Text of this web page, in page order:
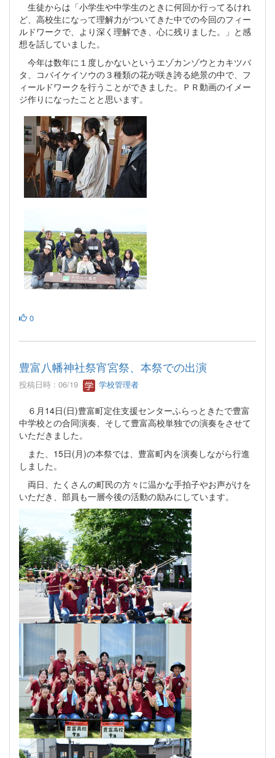
生徒からは「小学生や中学生のときに何回か行ってるけれ
ど、高校生になって理解力がついてきた中での今回のフィー
ルドワークで、より深く理解でき、心に残りました。」と感
想を話していました。
今年は数年に１度しかないというエゾカンゾウとカキツバ
タ、コバイケイソウの３種類の花が咲き誇る絶景の中で、フ
ィールドワークを行うことができました。ＰＲ動画のイメー
ジ作りになったことと思います。
0
豊富八幡神社祭宵宮祭、本祭での出演
投稿日時 : 06/19 学校管理者
６月14日(日)豊富町定住支援センターふらっときたで豊富
中学校との合同演奏、そして豊富高校単独での演奏をさせて
いただきました。
また、15日(月)の本祭では、豊富町内を演奏しながら行進
しました。
両日、たくさんの町民の方々に温かな手拍子やお声がけを
いただき、部員も一層今後の活動の励みにしています。